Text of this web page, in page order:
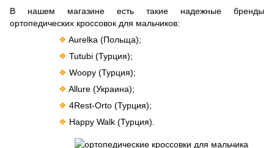
В нашем магазине есть такие надежные бренды
ортопедических кроссовок для мальчиков:
❖ Aurelka (Польща);
❖ Tutubi (Турция);
❖ Woopy (Турция);
❖ Allure (Украина);
❖ 4Rest-Orto (Турция);
❖ Happy Walk (Турция).